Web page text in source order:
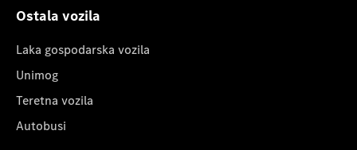
Ostala vozila
Laka gospodarska vozila
Unimog
Teretna vozila
Autobusi